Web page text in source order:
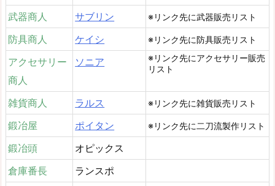
武器商人 サブリン ※リンク先に武器販売リスト
防具商人 ケイシ ※リンク先に防具販売リスト
アクセサリー
商人
ソニア
※リンク先にアクセサリー販売
リスト
雑貨商人 ラルス ※リンク先に雑貨販売リスト
鍛冶屋 ポイタン ※リンク先に二刀流製作リスト
鍛冶頭
オピックス
倉庫番長
ランスポ